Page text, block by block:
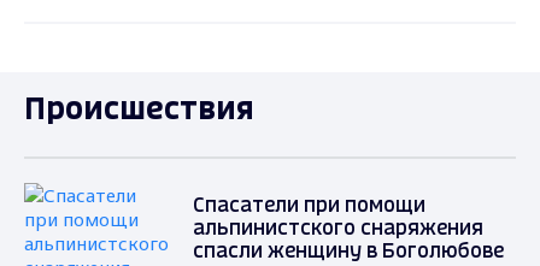
Происшествия
Спасатели при помощи
альпинистского снаряжения
спасли женщину в Боголюбове